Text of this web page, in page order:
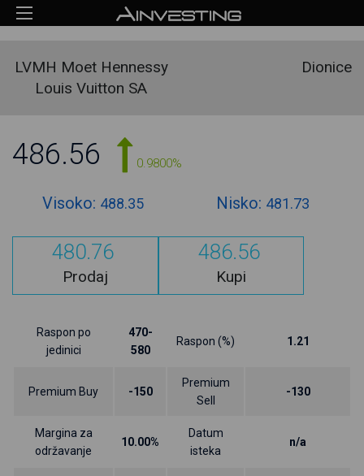
LVMH Moet Hennessy
Louis Vuitton SA
Dionice
486.56 0.9800%
Visoko: 488.35 Nisko: 481.73
480.76
Prodaj
486.56
Kupi
Raspon po
jedinici
470-
580
Raspon (%) 1.21
Premium Buy -150
Premium
Sell
-130
Margina za
održavanje
10.00%
Datum
isteka
n/a